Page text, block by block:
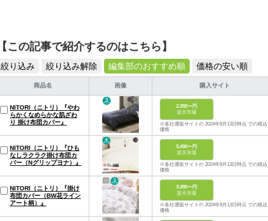
【この記事で紹介するのはこちら】
絞り込み 絞り込み解除 編集部のおすすめ順 価格の安い順
商品名 画像 購入サイト
NITORI（ニトリ）『やわ
らかくなめらかな肌ざわ
り 掛け布団カバー』
2,392〜円
楽天市場
※各社通販サイトの 2024年9月13日時点 での税込
価格
NITORI（ニトリ）『ひも
なしラクラク掛け布団カ
バー（Nグリップヨナ）』
5,490〜円
楽天市場
※各社通販サイトの 2024年9月13日時点 での税込
価格
NITORI（ニトリ）『掛け
布団カバー（BW花ライン
アート柄）』
3,490〜円
楽天市場
※各社通販サイトの 2024年9月13日時点 での税込
価格